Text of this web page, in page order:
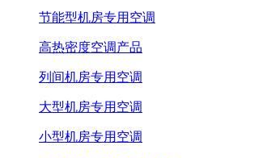
节能型机房专用空调
高热密度空调产品
列间机房专用空调
大型机房专用空调
小型机房专用空调